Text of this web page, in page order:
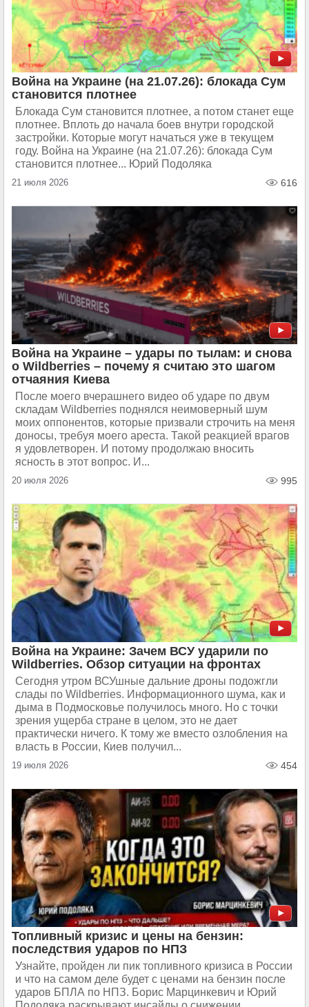
Война на Украине (на 21.07.26): блокада Сум
становится плотнее
Блокада Сум становится плотнее, а потом станет еще
плотнее. Вплоть до начала боев внутри городской
застройки. Которые могут начаться уже в текущем
году. Война на Украине (на 21.07.26): блокада Сум
становится плотнее... Юрий Подоляка
21 июля 2026 616
Война на Украине – удары по тылам: и снова
о Wildberries – почему я считаю это шагом
отчаяния Киева
После моего вчерашнего видео об ударе по двум
складам Wildberries поднялся неимоверный шум
моих оппонентов, которые призвали строчить на меня
доносы, требуя моего ареста. Такой реакцией врагов
я удовлетворен. И потому продолжаю вносить
ясность в этот вопрос. И...
20 июля 2026 995
Война на Украине: Зачем ВСУ ударили по
Wildberries. Обзор ситуации на фронтах
Сегодня утром ВСУшные дальние дроны подожгли
слады по Wildberries. Информационного шума, как и
дыма в Подмосковье получилось много. Но с точки
зрения ущерба стране в целом, это не дает
практически ничего. К тому же вместо озлобления на
власть в России, Киев получил...
19 июля 2026 454
Топливный кризис и цены на бензин:
последствия ударов по НПЗ
Узнайте, пройден ли пик топливного кризиса в России
и что на самом деле будет с ценами на бензин после
ударов БПЛА по НПЗ. Борис Марцинкевич и Юрий